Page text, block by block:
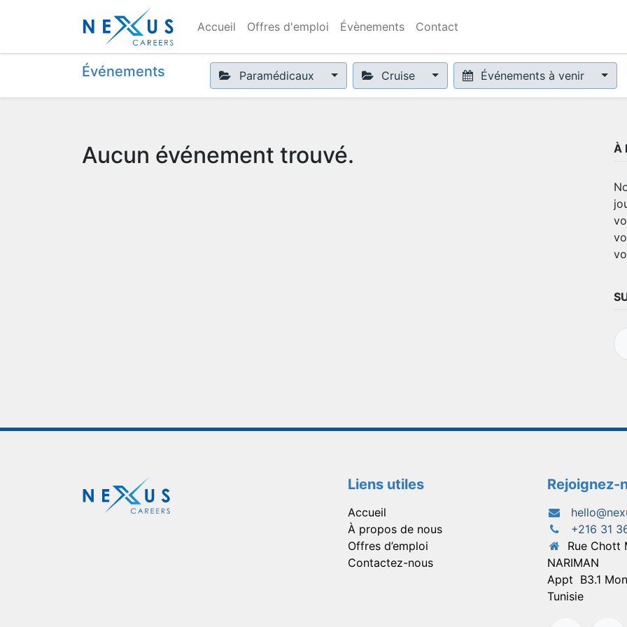
Accueil Offres d'emploi Évènements Contact
Événements Paramédicaux Cruise Événements à venir
Aucun événement trouvé. À
Liens utiles
Accueil
À propos de nous
Offres d’emploi
Contactez-nous
Rejoignez-
+216 31
Rue Chott
NARIMAN
Appt B3.1
Tunisie